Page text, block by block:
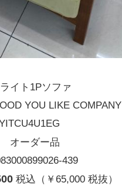
イト1Pソファ
YOU LIKE COMPANY
オーダー品
439
税込（￥65,000 税抜）